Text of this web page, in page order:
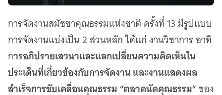
การจัดงานสมัชชาคุณธรรมแห่งชาติ ครั้งที่ 13 มีรูปแบบ
การจัดงานแบ่งเป็น 2 ส่วนหลัก ได้แก่ งานวิชาการ อาทิ
การอภิปรายเสวนาและแลกเปลี่ยนความคิดเห็นใน
ประเด็นที่เกี่ยวข้องกับการจัดงาน และงานแสดงผล
สำเร็จการขับเคลื่อนคุณธรรม “ตลาดนัดคุณธรรม”ของ